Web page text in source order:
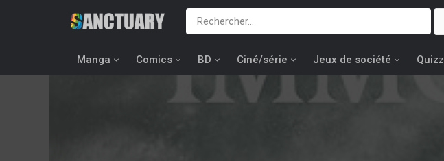
Manga Comics BD Ciné/série Jeux de société Quizz